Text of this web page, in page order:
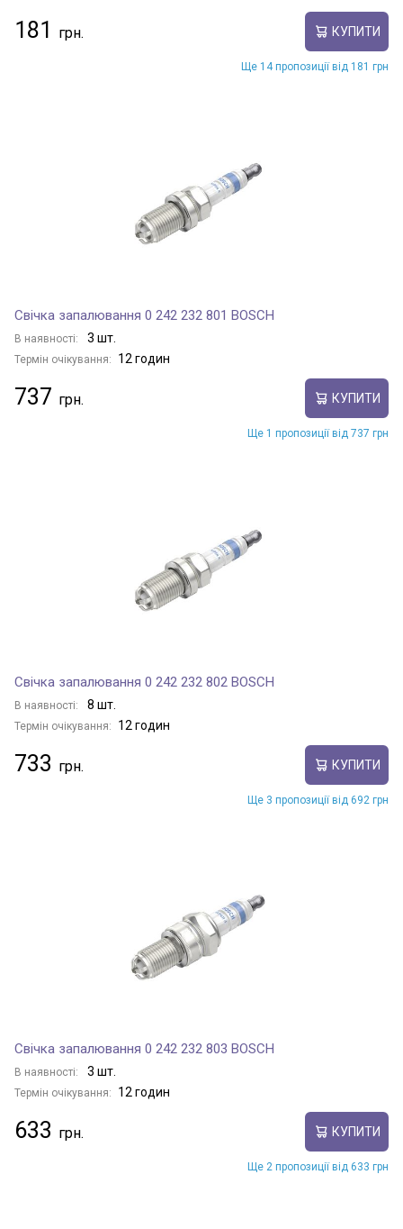
181 КУПИТИ
Ще 14 пропозиції від 181 грн
Свічка запалювання 0 242 232 801 BOSCH
В наявності: 3 шт.
Термін очікування: 12 годин
737 КУПИТИ
Ще 1 пропозиції від 737 грн
Свічка запалювання 0 242 232 802 BOSCH
В наявності: 8 шт.
Термін очікування: 12 годин
733 КУПИТИ
Ще 3 пропозиції від 692 грн
Свічка запалювання 0 242 232 803 BOSCH
В наявності: 3 шт.
Термін очікування: 12 годин
633 КУПИТИ
Ще 2 пропозиції від 633 грн